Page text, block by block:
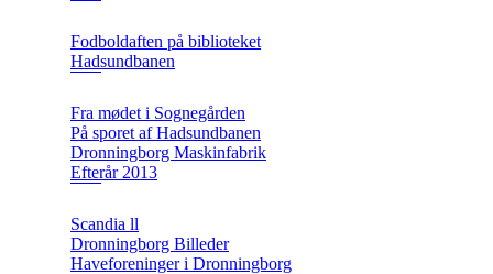
Fodboldaften på biblioteket
Hadsundbanen
Fra mødet i Sognegården
På sporet af Hadsundbanen
Dronningborg Maskinfabrik
Efterår 2013
Scandia ll
Dronningborg Billeder
Haveforeninger i Dronningborg